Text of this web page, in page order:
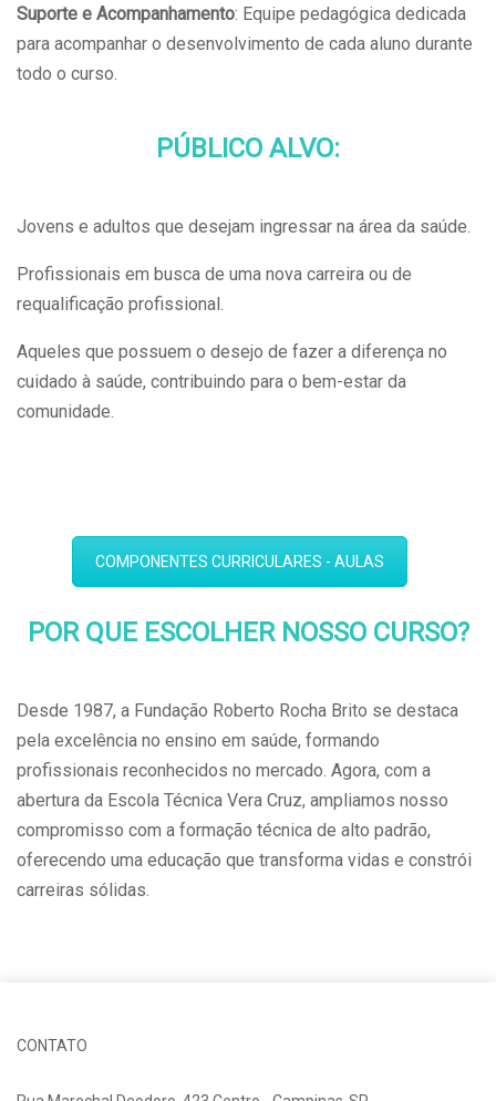
Suporte e Acompanhamento: Equipe pedagógica dedicada
para acompanhar o desenvolvimento de cada aluno durante
todo o curso.
PÚBLICO ALVO:
Jovens e adultos que desejam ingressar na área da saúde.
Profissionais em busca de uma nova carreira ou de
requalificação profissional.
Aqueles que possuem o desejo de fazer a diferença no
cuidado à saúde, contribuindo para o bem-estar da
comunidade.
COMPONENTES CURRICULARES - AULAS
POR QUE ESCOLHER NOSSO CURSO?
Desde 1987, a Fundação Roberto Rocha Brito se destaca
pela excelência no ensino em saúde, formando
profissionais reconhecidos no mercado. Agora, com a
abertura da Escola Técnica Vera Cruz, ampliamos nosso
compromisso com a formação técnica de alto padrão,
oferecendo uma educação que transforma vidas e constrói
carreiras sólidas.
CONTATO